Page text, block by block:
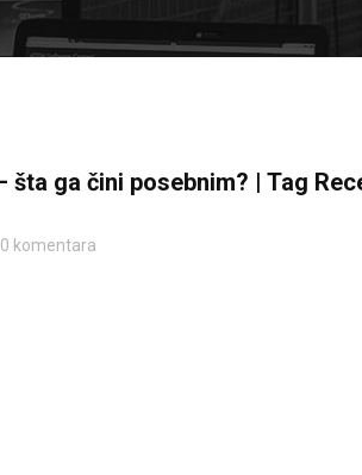
šta ga čini posebnim? | Tag
0 komentara